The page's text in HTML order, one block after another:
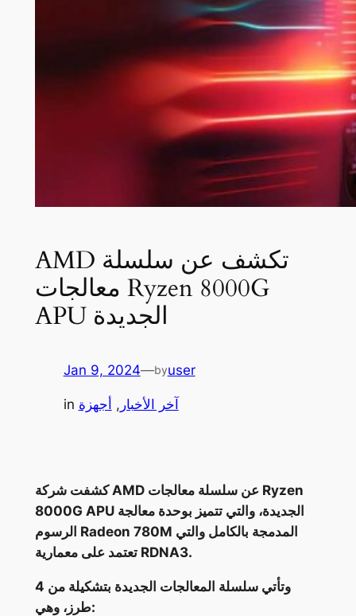
AMD تكشف عن سلسلة
معالجات Ryzen 8000G
APU الجديدة
Jan 9, 2024—byuser
in آخر الأخبار , أجهزة
كشفت شركة AMD عن سلسلة معالجات Ryzen
8000G APU الجديدة، والتي تتميز بوحدة معالجة
الرسوم Radeon 780M المدمجة بالكامل والتي
تعتمد على معمارية RDNA3.
وتأتي سلسلة المعالجات الجديدة بتشكيلة من 4
طرز، وهي: